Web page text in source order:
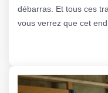
débarras. Et tous ces
vous verrez que cet